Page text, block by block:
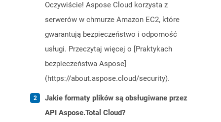
Oczywiście! Aspose Cloud korzysta z
serwerów w chmurze Amazon EC2, które
gwarantują bezpieczeństwo i odporność
usługi. Przeczytaj więcej o [Praktykach
bezpieczeństwa Aspose]
(https://about.aspose.cloud/security).
Jakie formaty plików są obsługiwane przez
API Aspose.Total Cloud?